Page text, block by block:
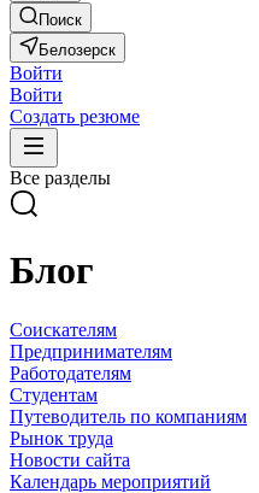
Поиск
Белозерск
Войти
Войти
Создать резюме
Все разделы
Блог
Соискателям
Предпринимателям
Работодателям
Студентам
Путеводитель по компаниям
Рынок труда
Новости сайта
Календарь мероприятий